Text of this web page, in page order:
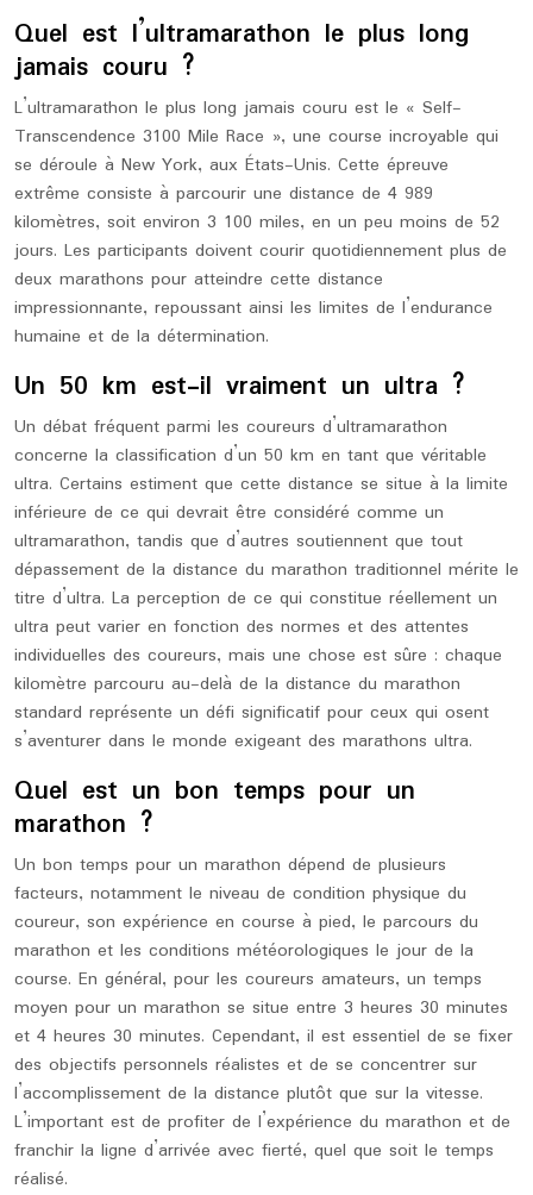
Quel est l’ultramarathon le plus long
jamais couru ?
L’ultramarathon le plus long jamais couru est le « Self-
Transcendence 3100 Mile Race », une course incroyable qui
se déroule à New York, aux États-Unis. Cette épreuve
extrême consiste à parcourir une distance de 4 989
kilomètres, soit environ 3 100 miles, en un peu moins de 52
jours. Les participants doivent courir quotidiennement plus de
deux marathons pour atteindre cette distance
impressionnante, repoussant ainsi les limites de l’endurance
humaine et de la détermination.
Un 50 km est-il vraiment un ultra ?
Un débat fréquent parmi les coureurs d’ultramarathon
concerne la classification d’un 50 km en tant que véritable
ultra. Certains estiment que cette distance se situe à la limite
inférieure de ce qui devrait être considéré comme un
ultramarathon, tandis que d’autres soutiennent que tout
dépassement de la distance du marathon traditionnel mérite le
titre d’ultra. La perception de ce qui constitue réellement un
ultra peut varier en fonction des normes et des attentes
individuelles des coureurs, mais une chose est sûre : chaque
kilomètre parcouru au-delà de la distance du marathon
standard représente un défi significatif pour ceux qui osent
s’aventurer dans le monde exigeant des marathons ultra.
Quel est un bon temps pour un
marathon ?
Un bon temps pour un marathon dépend de plusieurs
facteurs, notamment le niveau de condition physique du
coureur, son expérience en course à pied, le parcours du
marathon et les conditions météorologiques le jour de la
course. En général, pour les coureurs amateurs, un temps
moyen pour un marathon se situe entre 3 heures 30 minutes
et 4 heures 30 minutes. Cependant, il est essentiel de se fixer
des objectifs personnels réalistes et de se concentrer sur
l’accomplissement de la distance plutôt que sur la vitesse.
L’important est de profiter de l’expérience du marathon et de
franchir la ligne d’arrivée avec fierté, quel que soit le temps
réalisé.